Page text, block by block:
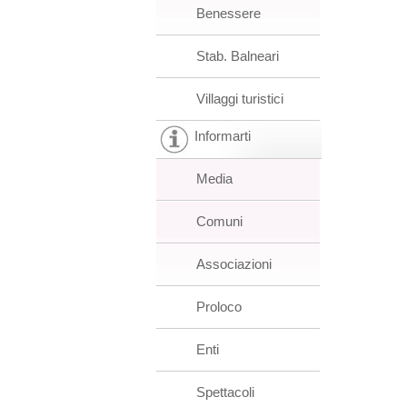
Benessere
Stab. Balneari
Villaggi turistici
Informarti
Media
Comuni
Associazioni
Proloco
Enti
Spettacoli